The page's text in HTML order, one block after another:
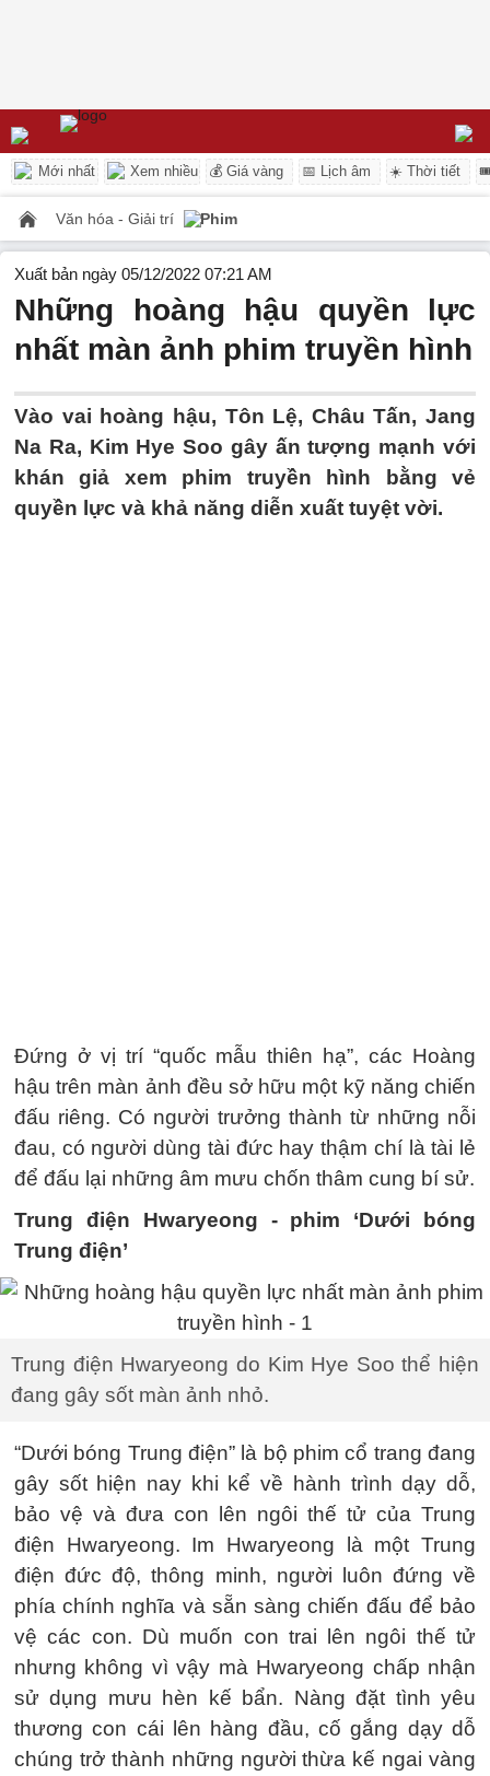
Mới nhất Xem nhiều 💰 Giá vàng 📅 Lịch âm ☀️ Thời tiết
Văn hóa - Giải trí Phim
Xuất bản ngày 05/12/2022 07:21 AM
Những hoàng hậu quyền lực
nhất màn ảnh phim truyền hình
Vào vai hoàng hậu, Tôn Lệ, Châu Tấn, Jang
Na Ra, Kim Hye Soo gây ấn tượng mạnh với
khán giả xem phim truyền hình bằng vẻ
quyền lực và khả năng diễn xuất tuyệt vời.
Đứng ở vị trí “quốc mẫu thiên hạ”, các Hoàng
hậu trên màn ảnh đều sở hữu một kỹ năng chiến
đấu riêng. Có người trưởng thành từ những nỗi
đau, có người dùng tài đức hay thậm chí là tài lẻ
để đấu lại những âm mưu chốn thâm cung bí sử.
Trung điện Hwaryeong - phim ‘Dưới bóng
Trung điện’
Trung điện Hwaryeong do Kim Hye Soo thể hiện
đang gây sốt màn ảnh nhỏ.
“Dưới bóng Trung điện” là bộ phim cổ trang đang
gây sốt hiện nay khi kể về hành trình dạy dỗ,
bảo vệ và đưa con lên ngôi thế tử của Trung
điện Hwaryeong. Im Hwaryeong là một Trung
điện đức độ, thông minh, người luôn đứng về
phía chính nghĩa và sẵn sàng chiến đấu để bảo
vệ các con. Dù muốn con trai lên ngôi thế tử
nhưng không vì vậy mà Hwaryeong chấp nhận
sử dụng mưu hèn kế bẩn. Nàng đặt tình yêu
thương con cái lên hàng đầu, cố gắng dạy dỗ
chúng trở thành những người thừa kế ngai vàng